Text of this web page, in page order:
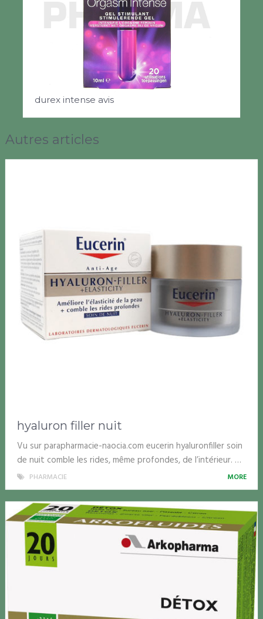
durex intense avis
Autres articles
hyaluron filler nuit
Vu sur parapharmacie-naocia.com eucerin hyaluronfiller soin
de nuit comble les rides, même profondes, de l’intérieur. …
PHARMACIE MORE